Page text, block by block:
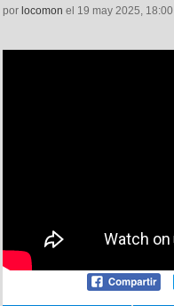
por locomon el 19 may 2025, 18:00